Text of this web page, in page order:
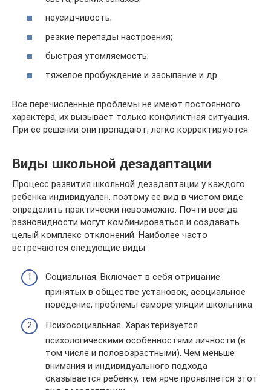
неусидчивость;
резкие перепады настроения;
быстрая утомляемость;
тяжелое пробуждение и засыпание и др.
Все перечисленные проблемы не имеют постоянного
характера, их вызывает только конфликтная ситуация.
При ее решении они пропадают, легко корректируются.
Виды школьной дезадаптации
Процесс развития школьной дезадаптации у каждого
ребенка индивидуален, поэтому ее вид в чистом виде
определить практически невозможно. Почти всегда
разновидности могут комбинироваться и создавать
целый комплекс отклонений. Наиболее часто
встречаются следующие виды:
Социальная. Включает в себя отрицание
принятых в обществе установок, асоциальное
поведение, проблемы саморегуляции школьника.
Психосоциальная. Характеризуется
психологическими особенностями личности (в
том числе и половозрастными). Чем меньше
внимания и индивидуального подхода
оказывается ребенку, тем ярче проявляется этот